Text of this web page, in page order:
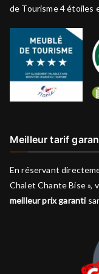
de Tourisme 4 étoiles
Meilleur tarif
En réservant
Chalet Chante Bise »,
meilleur prix garanti